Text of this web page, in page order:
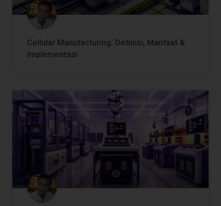
Cellular Manufacturing: Definisi, Manfaat &
Implementasi